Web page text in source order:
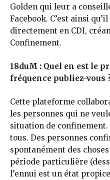
Golden qui leur a
Facebook. C’est ainsi
directement en CDI,
Confinement.
18duM : Quel en est le
fréquence publiez-vous
Cette plateforme
les personnes qui ne
situation de
tous. Des personnes
spontanément des
période particulière
l’ennui est un état